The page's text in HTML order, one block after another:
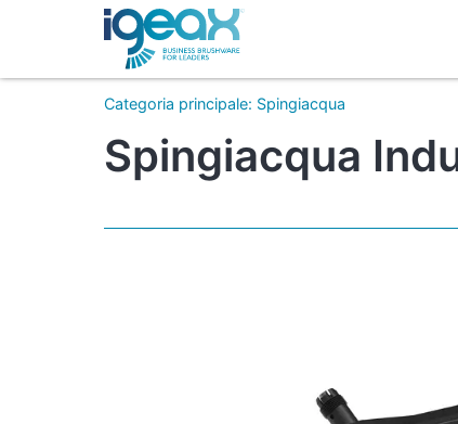
Categoria principale: Spingiacqua
Spingiacqua